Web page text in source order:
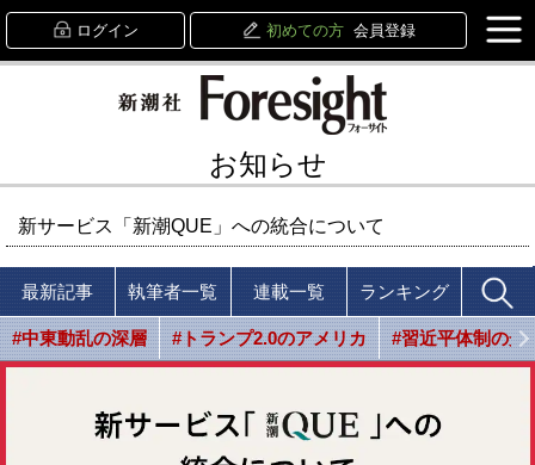
ログイン 初めての方 会員登録
お知らせ
新サービス「新潮QUE」への統合について
最新記事 執筆者一覧 連載一覧 ランキング
#中東動乱の深層 #トランプ2.0のアメリカ #習近平体制の光